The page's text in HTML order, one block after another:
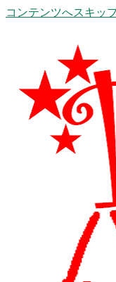
コンテンツへスキッ